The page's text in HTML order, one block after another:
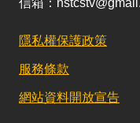
信箱：
隱私權保護政策
服務條款
網站資料開放宣告